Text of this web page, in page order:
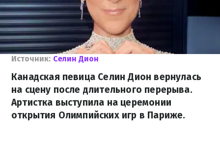
Источник: Селин Дион
Канадская певица Селин Дион вернулась
на сцену после длительного перерыва.
Артистка выступила на церемонии
открытия Олимпийских игр в Париже.